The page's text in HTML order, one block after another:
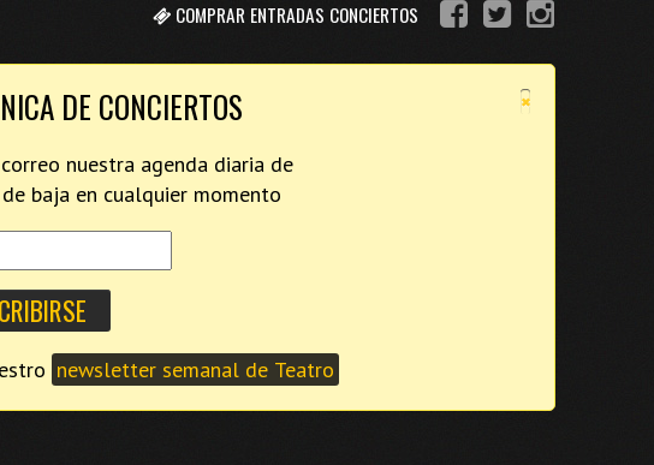
COMPRAR ENTRADAS CONCIERTOS
×
DE CONCIERTOS
nuestra agenda diaria de
baja en cualquier momento
newsletter semanal de Teatro